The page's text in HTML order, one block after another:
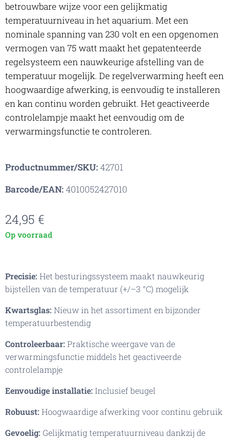
betrouwbare wijze voor een gelijkmatig
temperatuurniveau in het aquarium. Met een
nominale spanning van 230 volt en een opgenomen
vermogen van 75 watt maakt het gepatenteerde
regelsysteem een nauwkeurige afstelling van de
temperatuur mogelijk. De regelverwarming heeft een
hoogwaardige afwerking, is eenvoudig te installeren
en kan continu worden gebruikt. Het geactiveerde
controlelampje maakt het eenvoudig om de
verwarmingsfunctie te controleren.
Productnummer/SKU:42701
Barcode/EAN:4010052427010
24,95 €
Op voorraad
Precisie: Het besturingssysteem maakt nauwkeurig
bijstellen van de temperatuur (+/–3 °C) mogelijk
Kwartsglas: Nieuw in het assortiment en bijzonder
temperatuurbestendig
Controleerbaar: Praktische weergave van de
verwarmingsfunctie middels het geactiveerde
controlelampje
Eenvoudige installatie: Inclusief beugel
Robuust: Hoogwaardige afwerking voor continu gebruik
Gevoelig: Gelijkmatig temperatuurniveau dankzij de